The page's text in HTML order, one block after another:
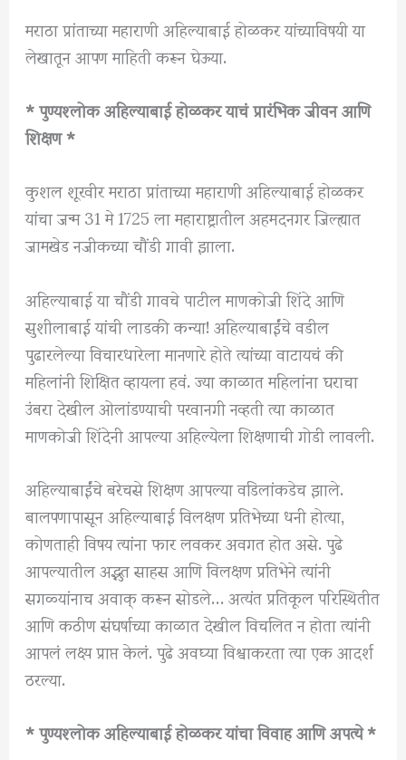
मराठा प्रांताच्या महाराणी अहिल्याबाई होळकर यांच्याविषयी या
लेखातून आपण माहिती करून घेऊया.
* पुण्यश्लोक अहिल्याबाई होळकर याचं प्रारंभिक जीवन आणि
शिक्षण *
कुशल शूरवीर मराठा प्रांताच्या महाराणी अहिल्याबाई होळकर
यांचा जन्म 31 मे 1725 ला महाराष्ट्रातील अहमदनगर जिल्ह्यात
जामखेड नजीकच्या चौंडी गावी झाला.
अहिल्याबाई या चौंडी गावचे पाटील माणकोजी शिंदे आणि
सुशीलाबाई यांची लाडकी कन्या! अहिल्याबाईंचे वडील
पुढारलेल्या विचारधारेला मानणारे होते त्यांच्या वाटायचं की
महिलांनी शिक्षित व्हायला हवं. ज्या काळात महिलांना घराचा
उंबरा देखील ओलांडण्याची परवानगी नव्हती त्या काळात
माणकोजी शिंदेनी आपल्या अहिल्येला शिक्षणाची गोडी लावली.
अहिल्याबाईंचे बरेचसे शिक्षण आपल्या वडिलांकडेच झाले.
बालपणापासून अहिल्याबाई विलक्षण प्रतिभेच्या धनी होत्या,
कोणताही विषय त्यांना फार लवकर अवगत होत असे. पुढे
आपल्यातील अद्भुत साहस आणि विलक्षण प्रतिभेने त्यांनी
सगळ्यांनाच अवाक् करून सोडले… अत्यंत प्रतिकूल परिस्थितीत
आणि कठीण संघर्षाच्या काळात देखील विचलित न होता त्यांनी
आपलं लक्ष्य प्राप्त केलं. पुढे अवघ्या विश्वाकरता त्या एक आदर्श
ठरल्या.
* पुण्यश्लोक अहिल्याबाई होळकर यांचा विवाह आणि अपत्ये *